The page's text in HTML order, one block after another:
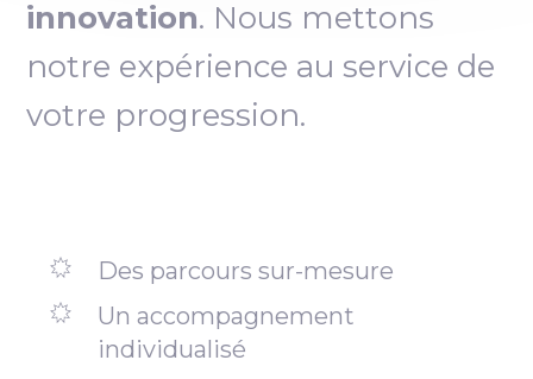
innovation. Nous mettons
notre expérience au service de
votre progression.
Des parcours sur-mesure
Un accompagnement
individualisé